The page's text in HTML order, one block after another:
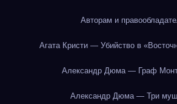
Авторам и
Агата Кристи — Убийство в
Александр Дюма — Граф
Александр Дюма — Три